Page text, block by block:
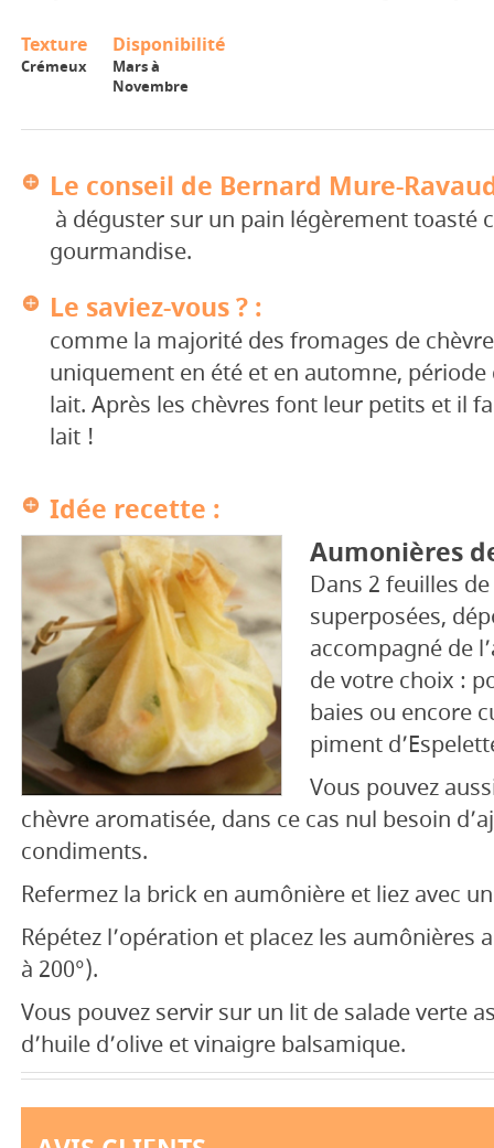
Texture
Crémeux
Disponibilité
Mars à
Novembre
Le conseil de Bernard Mure-
à déguster sur un pain légèrement toasté
gourmandise.
Le saviez-vous ? :
comme la majorité des fromages de
uniquement en été et en automne,
lait. Après les chèvres font leur petits et il
lait !
Idée recette :
Aumonières
Dans 2 feuilles
superposées,
accompagné de
de votre choix :
baies ou encore
piment
Vous pouvez
chèvre aromatisée, dans ce cas nul besoin
condiments.
Refermez la brick en aumônière et liez avec
Répétez l’opération et placez les aumônières
à 200°).
Vous pouvez servir sur un lit de salade verte
d’huile d’olive et vinaigre balsamique.